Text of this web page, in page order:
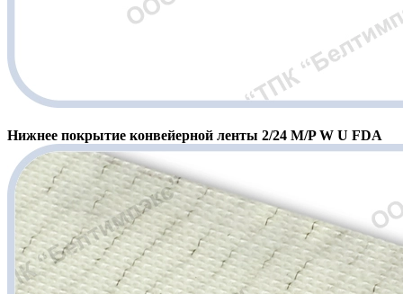
Нижнее покрытие конвейерной ленты 2/24 M/P W U FDA